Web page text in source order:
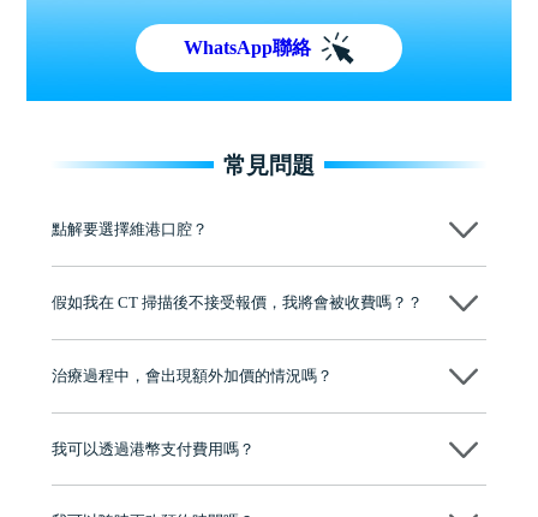
WhatsApp聯絡
常見問題
點解要選擇維港口腔？
牌」、「2025香港企業領袖品牌」，是諾貝爾種植系統全球放心植牙中
至今已服務超過三十個國家和地區的顧客，受到粵港澳大灣區及周邊城
有咨詢及服務保障中心，有任何問題都可以隨時預約免費咨詢，讓人十
假如我在 CT 掃描後不接受報價，我將會被收費嗎？？
治療過程中，會出現額外加價的情況嗎？
我可以透過港幣支付費用嗎？
可以。維港口腔會按照當日匯率轉算收取費用，而匯率會及時告知客人